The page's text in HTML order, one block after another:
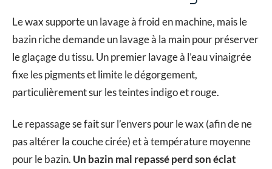
Le wax supporte un lavage à froid en machine, mais le
bazin riche demande un lavage à la main pour préserver
le glaçage du tissu. Un premier lavage à l’eau vinaigrée
fixe les pigments et limite le dégorgement,
particulièrement sur les teintes indigo et rouge.
Le repassage se fait sur l’envers pour le wax (afin de ne
pas altérer la couche cirée) et à température moyenne
pour le bazin. Un bazin mal repassé perd son éclat